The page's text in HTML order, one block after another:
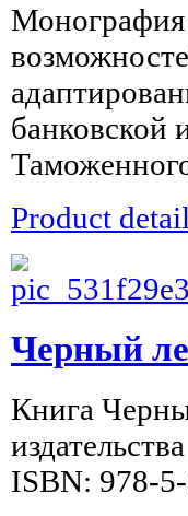
Монография
банковской
Product
Черный
Книга
ISBN: 978-